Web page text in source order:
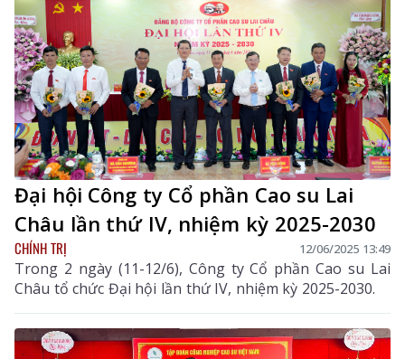
Đại hội Công ty Cổ phần Cao su Lai
Châu lần thứ IV, nhiệm kỳ 2025-2030
CHÍNH TRỊ 12/06/2025 13:49
Trong 2 ngày (11-12/6), Công ty Cổ phần Cao su Lai
Châu tổ chức Đại hội lần thứ IV, nhiệm kỳ 2025-2030.